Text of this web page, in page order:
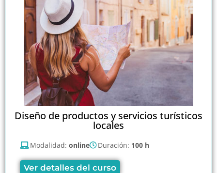
Diseño de productos y servicios turísticos
locales
Modalidad: online Duración: 100 h
Ver detalles del curso